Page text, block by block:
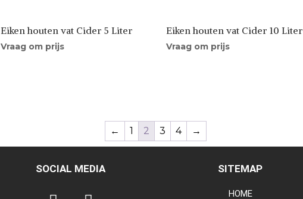
Eiken houten vat Cider 5 Liter
Vraag om prijs
Eiken houten vat Cider 10 Liter
Vraag om prijs
← 1 2 3 4 →
SOCIAL MEDIA SITEMAP
HOME